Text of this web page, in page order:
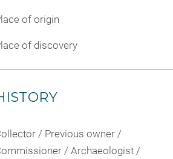
of origin
of discovery
/ Previous owner /
/ Archaeologist /